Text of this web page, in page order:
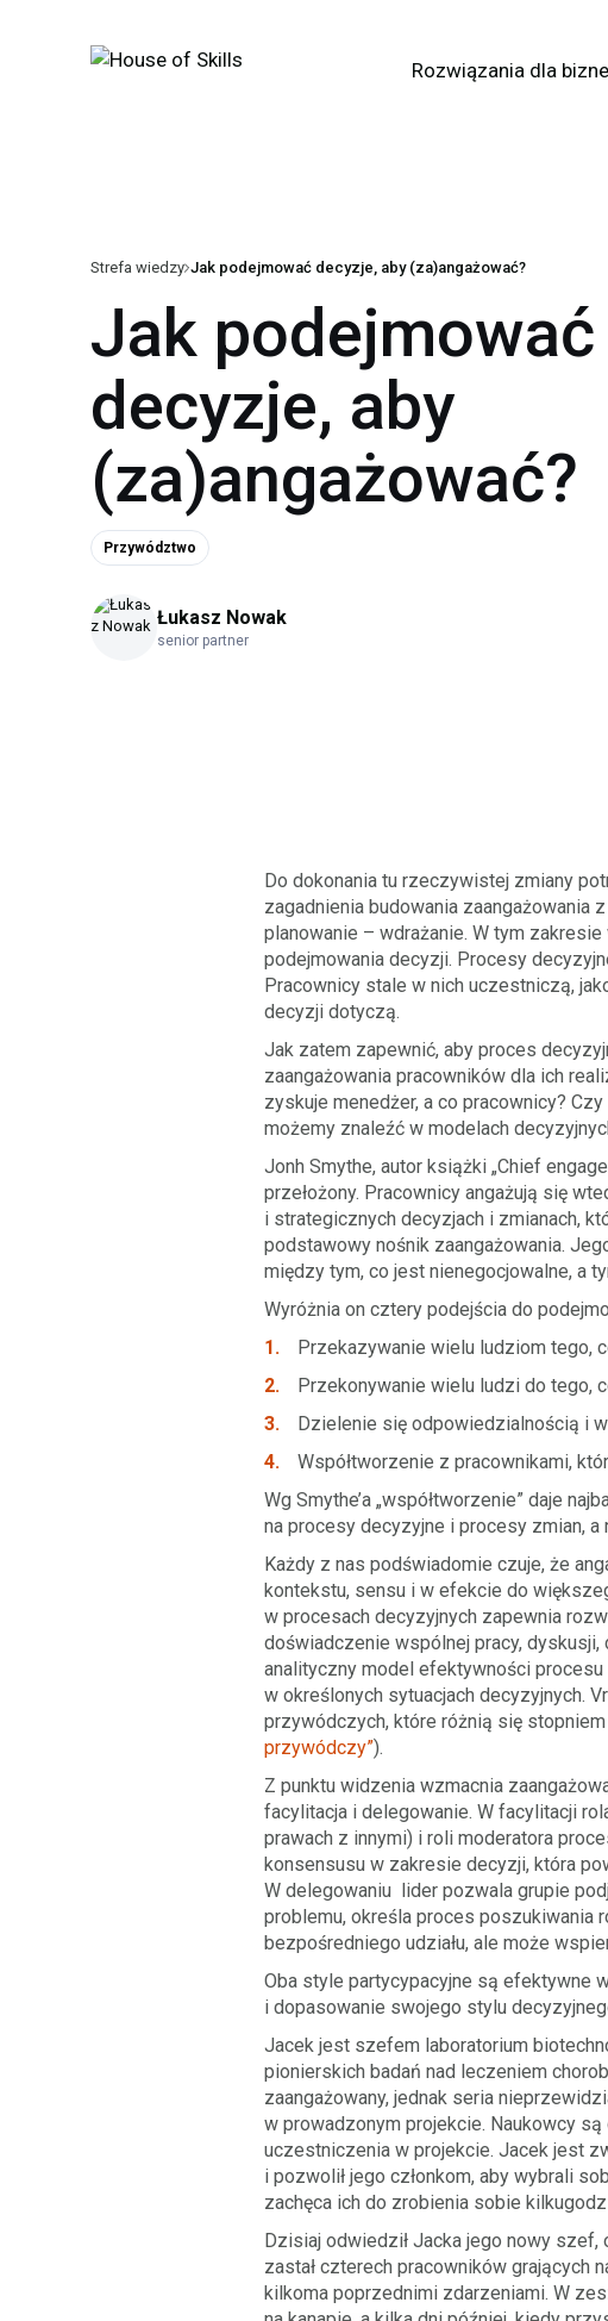
Rozwiązania dla
Strefa wiedzy Jak podejmować decyzje, aby (za)angażować?
Jak podejmować
decyzje, aby
(za)angażować?
Przywództwo
Łukasz Nowak
senior partner
Do dokonania tu rzeczywistej zmiany
zagadnienia budowania zaangażowania
planowanie – wdrażanie. W tym
podejmowania decyzji. Procesy
Pracownicy stale w nich uczestniczą,
decyzji dotyczą.
Jak zatem zapewnić, aby proces
zaangażowania pracowników dla ich
zyskuje menedżer, a co pracownicy?
możemy znaleźć w modelach
Jonh Smythe, autor książki „Chief
przełożony. Pracownicy angażują się
i strategicznych decyzjach i zmianach,
podstawowy nośnik zaangażowania.
między tym, co jest nienegocjowalne, a
Wyróżnia on cztery podejścia do
Przekazywanie wielu ludziom tego,
Przekonywanie wielu ludzi do tego,
Dzielenie się odpowiedzialnością i
Współtworzenie z pracownikami,
Wg Smythe’a „współtworzenie” daje
na procesy decyzyjne i procesy zmian,
Każdy z nas podświadomie czuje, że
kontekstu, sensu i w efekcie do
w procesach decyzyjnych zapewnia
doświadczenie wspólnej pracy,
analityczny model efektywności
w określonych sytuacjach decyzyjnych.
przywódczych, które różnią się
przywódczy”).
Z punktu widzenia wzmacnia
facylitacja i delegowanie. W facylitacji
prawach z innymi) i roli moderatora
konsensusu w zakresie decyzji, która
W delegowaniu lider pozwala grupie
problemu, określa proces poszukiwania
bezpośredniego udziału, ale może
Oba style partycypacyjne są efektywne
i dopasowanie swojego stylu
Jacek jest szefem laboratorium
pionierskich badań nad leczeniem
zaangażowany, jednak seria
w prowadzonym projekcie. Naukowcy
uczestniczenia w projekcie. Jacek jest
i pozwolił jego członkom, aby wybrali
zachęca ich do zrobienia sobie
Dzisiaj odwiedził Jacka jego nowy szef,
zastał czterech pracowników grających
kilkoma poprzednimi zdarzeniami. W